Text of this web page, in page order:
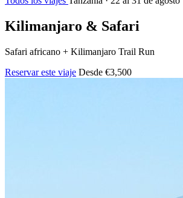
Kilimanjaro & Safari
Safari africano + Kilimanjaro Trail Run
Reservar este viaje Desde €3,500